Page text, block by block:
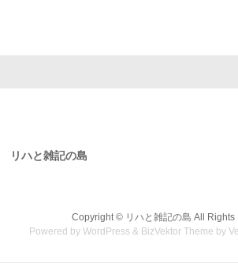
リハと雑記の島
Copyright © リハと雑記の島 All Rights
Powered byWordPress & BizVektor Theme by